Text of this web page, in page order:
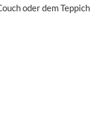
oder dem Teppich